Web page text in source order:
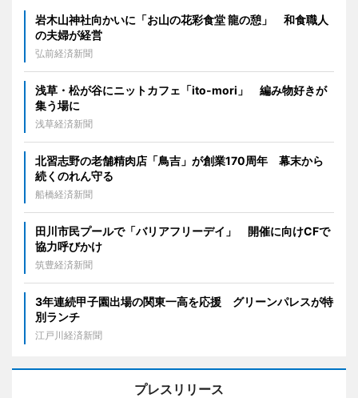
岩木山神社向かいに「お山の花彩食堂 龍の憩」 和食職人
の夫婦が経営
弘前経済新聞
浅草・松が谷にニットカフェ「ito-mori」 編み物好きが
集う場に
浅草経済新聞
北習志野の老舗精肉店「鳥吉」が創業170周年 幕末から
続くのれん守る
船橋経済新聞
田川市民プールで「バリアフリーデイ」 開催に向けCFで
協力呼びかけ
筑豊経済新聞
3年連続甲子園出場の関東一高を応援 グリーンパレスが特
別ランチ
江戸川経済新聞
プレスリリース